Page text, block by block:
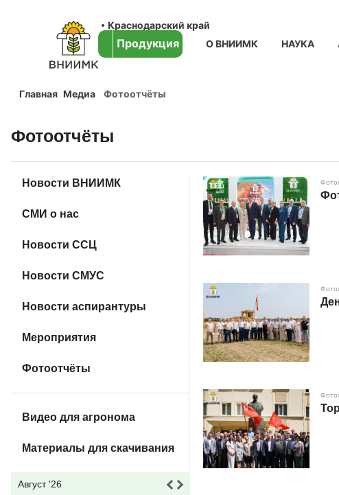
Краснодарский край
Продукция О ВНИИМК НАУКА
Главная Медиа Фотоотчёты
Фотоотчёты
Новости ВНИИМК
СМИ о нас
Новости ССЦ
Новости СМУС
Новости аспирантуры
Мероприятия
Фотоотчёты
Видео для агронома
Материалы для скачивания
Август '26